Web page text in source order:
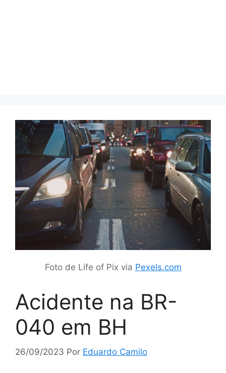
Foto de Life of Pix via Pexels.com
Acidente na BR-
040 em BH
26/09/2023 Por Eduardo Camilo